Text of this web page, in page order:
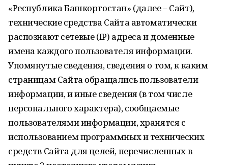
«Республика Башкортостан» (далее – Сайт),
технические средства Сайта автоматически
распознают сетевые (IP) адреса и доменные
имена каждого пользователя информации.
Упомянутые сведения, сведения о том, к каким
страницам Сайта обращались пользователи
информации, и иные сведения (в том числе
персонального характера), сообщаемые
пользователями информации, хранятся с
использованием программных и технических
средств Сайта для целей, перечисленных в